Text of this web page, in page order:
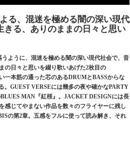
る、混迷を極める闇の深い現代
る、ありのままの日々と思い
ように、混迷を極める闇の深い現代社会で、音
の日々と思いを綴り歌いあげた2枚目の
一本筋の通った芯のあるDRUMとBASSからな
GUEST VERSEには幾多の夜や確かなPARTY
MAN『紅桜』。JACKET DESIGNには長
じてやまない作品を数々のフライヤーに残し
の第2章。五感をフルに使って読み解き、それ